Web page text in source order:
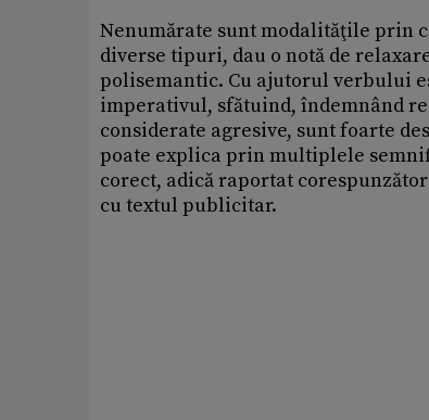
Nenumărate sunt modalităţile prin
diverse tipuri, dau o notă de
polisemantic. Cu ajutorul verbului
imperativul, sfătuind, îndemnând
considerate agresive, sunt foarte
poate explica prin multiplele
corect, adică raportat
cu textul publicitar.